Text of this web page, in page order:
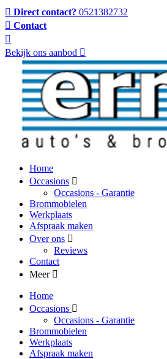
Direct contact? 0521382732
Contact
Bekijk ons aanbod
Home
Occasions
Occasions - Garantie
Brommobielen
Werkplaats
Afspraak maken
Over ons
Reviews
Contact
Meer
Home
Occasions
Occasions - Garantie
Brommobielen
Werkplaats
Afspraak maken